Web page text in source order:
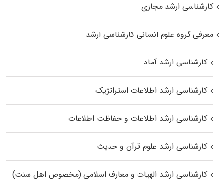
کارشناسی ارشد مجازی
معرفی گروه علوم انسانی کارشناسی ارشد
کارشناسی ارشد آماد
کارشناسی ارشد اطلاعات استراتژیک
کارشناسی ارشد اطلاعات و حفاظت اطلاعات
کارشناسی ارشد علوم قرآن و حدیث
کارشناسی ارشد الهیات و معارف اسلامی (مخصوص اهل سنت)